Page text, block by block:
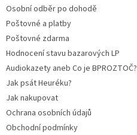
Osobní odběr po dohodě
Poštovné a platby
Poštovné zdarma
Hodnocení stavu bazarových LP
Audiokazety aneb Co je BPROZTOČ?
Jak psát Heuréku?
Jak nakupovat
Ochrana osobních údajů
Obchodní podmínky